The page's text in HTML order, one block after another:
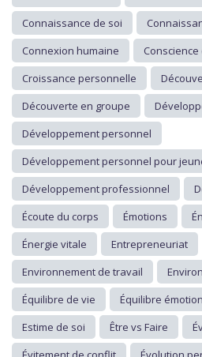
Connaissance de soi
Connexion humaine
Conscience
Croissance personnelle
Découverte en groupe
Développement personnel
Développement personnel pour
Développement professionnel
Écoute du corps
Émotions
Énergie vitale
Entrepreneuriat
Environnement de travail
Équilibre de vie
Équilibre
Estime de soi
Être vs Faire